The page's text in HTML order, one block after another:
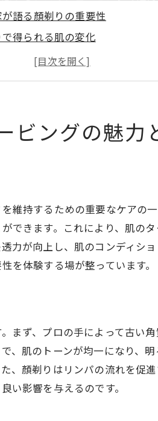
語る顏剃りの重要性
得られる肌の変化
での顏剃り体験の違い
ぶ高崎市のシェービングスポ
後のアフターケアの必要性
り体験で肌の輝きを取り戻す方法
のスキンケアテクニック
における顏剃りのトレンド
剃りアイテムの選び方
ッショナルな顏剃り体験の効果
推薦する高崎市の顏剃りサロン
変えるあなたの第一印象
で顏剃りを体験するメリット
のメンズスキンケアアプローチ
ビングの魅力
維持するための重要なケアの
できます。これにより、肌の
力が向上し、肌のコンディシ
を体験する場が整っています。
まず、プロの手によって古い
、肌のトーンが均一になり、
、顏剃りはリンパの流れを促
い影響を与えるのです。